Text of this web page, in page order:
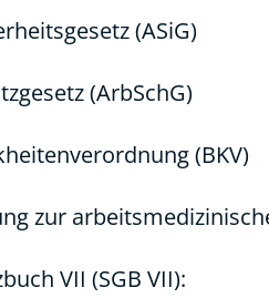
(ASiG)
(ArbSchG)
(BKV)
zur
VII (SGB VII):